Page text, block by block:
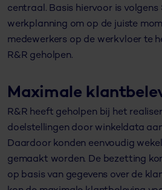
centraal. Basis hiervoor is volgens
werkplanning om op de juiste
medewerkers op de werkvloer te
R&R geholpen.
Maximale
R&R heeft geholpen bij het
doelstellingen door winkeldata
Daardoor konden eenvoudig
gemaakt worden. De bezetting
op basis van gegevens over de